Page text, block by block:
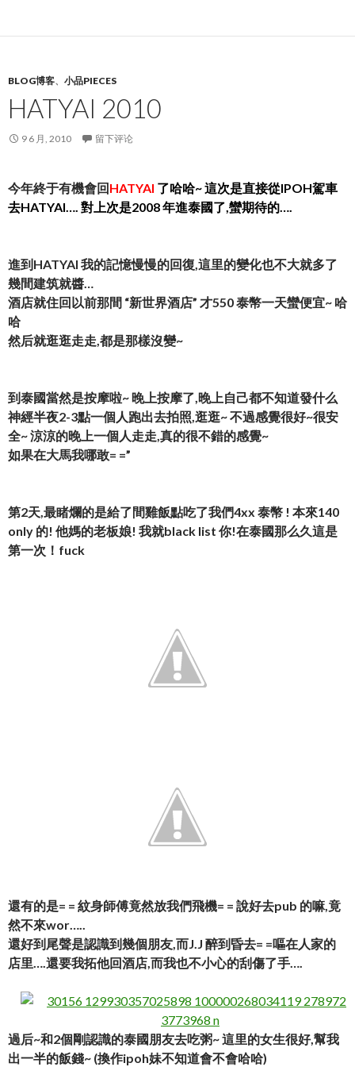
BLOG博客、 小品PIECES
HATYAI 2010
9 6 月, 2010 留下评论
今年終于有機會回 HATYAI 了哈哈~ 這次是直接從IPOH駕車
去HATYAI…. 對上次是2008 年進泰國了,蠻期待的….
進到HATYAI 我的記憶慢慢的回復,這里的變化也不大就多了
幾間建筑就醬…
酒店就住回以前那間 “新世界酒店” 才550 泰幣一天蠻便宜~ 哈
哈
然后就逛逛走走,都是那樣沒變~
到泰國當然是按摩啦~ 晚上按摩了,晚上自己都不知道發什么
神經半夜2-3點一個人跑出去拍照,逛逛~ 不過感覺很好~很安
全~ 涼涼的晚上一個人走走,真的很不錯的感覺~
如果在大馬我哪敢= =”
第2天,最睹爛的是給了間雞飯點吃了我們4xx 泰幣 ! 本來140
only 的! 他媽的老板娘! 我就black list 你!在泰國那么久這是
第一次！fuck
還有的是= = 紋身師傅竟然放我們飛機= = 說好去pub 的嘛,竟
然不來wor…..
還好到尾聲是認識到幾個朋友,而J.J 醉到昏去= =嘔在人家的
店里….還要我拓他回酒店,而我也不小心的刮傷了手….
過后~和2個剛認識的泰國朋友去吃粥~ 這里的女生很好,幫我
出一半的飯錢~ (換作ipoh妹不知道會不會哈哈)